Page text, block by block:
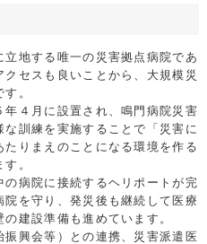
地する唯一の災害拠点病院であ
セスも良いことから、大規模災
。
４月に設置され、鳴門病院災害
訓練を実施することで「災害に
りまえのことになる環境を作る
。
病院に接続するヘリポートが完
を守り、発災後も継続して医療
建設準備も進めています。
興会等）との連携、災害派遣医